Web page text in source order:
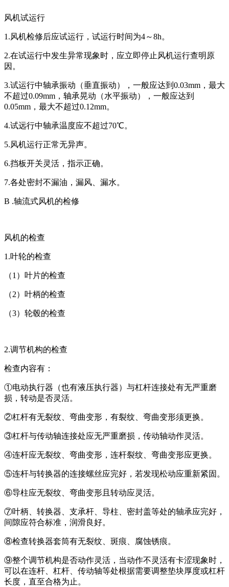
风机试运行
1.风机检修后应试运行，试运行时间为4～8h。
2.在试运行中发生异常现象时，应立即停止风机运行查明原
因。
3.试运行中轴承振动（垂直振动），一般应达到0.03mm，最大
不超过0.09mm，轴承晃动（水平振动），一般应达到
0.05mm，最大不超过0.12mm。
4.试远行中轴承温度应不超过70℃。
5.风机运行正常无异声。
6.挡板开关灵活，指示正确。
7.各处密封不漏油，漏风、漏水。
B .轴流式风机的检修
风机的检查
1.叶轮的检查
（1）叶片的检查
（2）叶柄的检查
（3）轮毂的检查
2.调节机构的检查
检查内容有：
①电动执行器（也有液压执行器）与杠杆连接处有无严重磨
损，转动是否灵活。
②杠杆有无裂纹、弯曲变形，有裂纹、弯曲变形须更换。
③杠杆与传动轴连接处应无严重磨损，传动轴动作灵活。
④连杆应无裂纹、弯曲变形，连杆裂纹、弯曲变形应更换。
⑤连杆与转换器的连接螺丝应完好，若发现松动应重新紧固。
⑥导柱应无裂纹、弯曲变形且转动应灵活。
⑦叶柄、转换器、支承杆、导柱、密封盖等处的轴承应完好，
间隙应符合标准，润滑良好。
⑧检查转换器套筒有无裂纹、斑痕、腐蚀锈痕。
⑨整个调节机构是否动作灵活，当动作不灵活有卡涩现象时，
可以在连杆、杠杆、传动轴等处根据需要调整垫块厚度或杠杆
长度，直至合格为止。